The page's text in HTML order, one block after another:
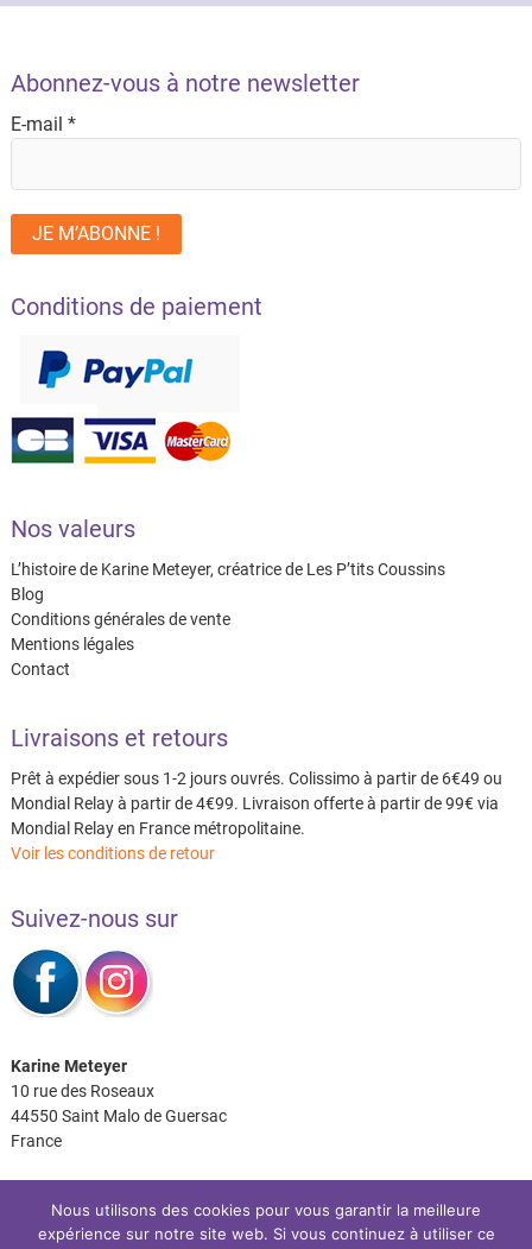
Abonnez-vous à notre newsletter
E-mail *
Conditions de paiement
Nos valeurs
L’histoire de Karine Meteyer, créatrice de Les P’tits Coussins
Blog
Conditions générales de vente
Mentions légales
Contact
Livraisons et retours
Prêt à expédier sous 1-2 jours ouvrés. Colissimo à partir de 6€49 ou
Mondial Relay à partir de 4€99. Livraison offerte à partir de 99€ via
Mondial Relay en France métropolitaine.
Voir les conditions de retour
Suivez-nous sur
Karine Meteyer
10 rue des Roseaux
44550 Saint Malo de Guersac
France
Nous utilisons des cookies pour vous garantir la meilleure
expérience sur notre site web. Si vous continuez à utiliser ce